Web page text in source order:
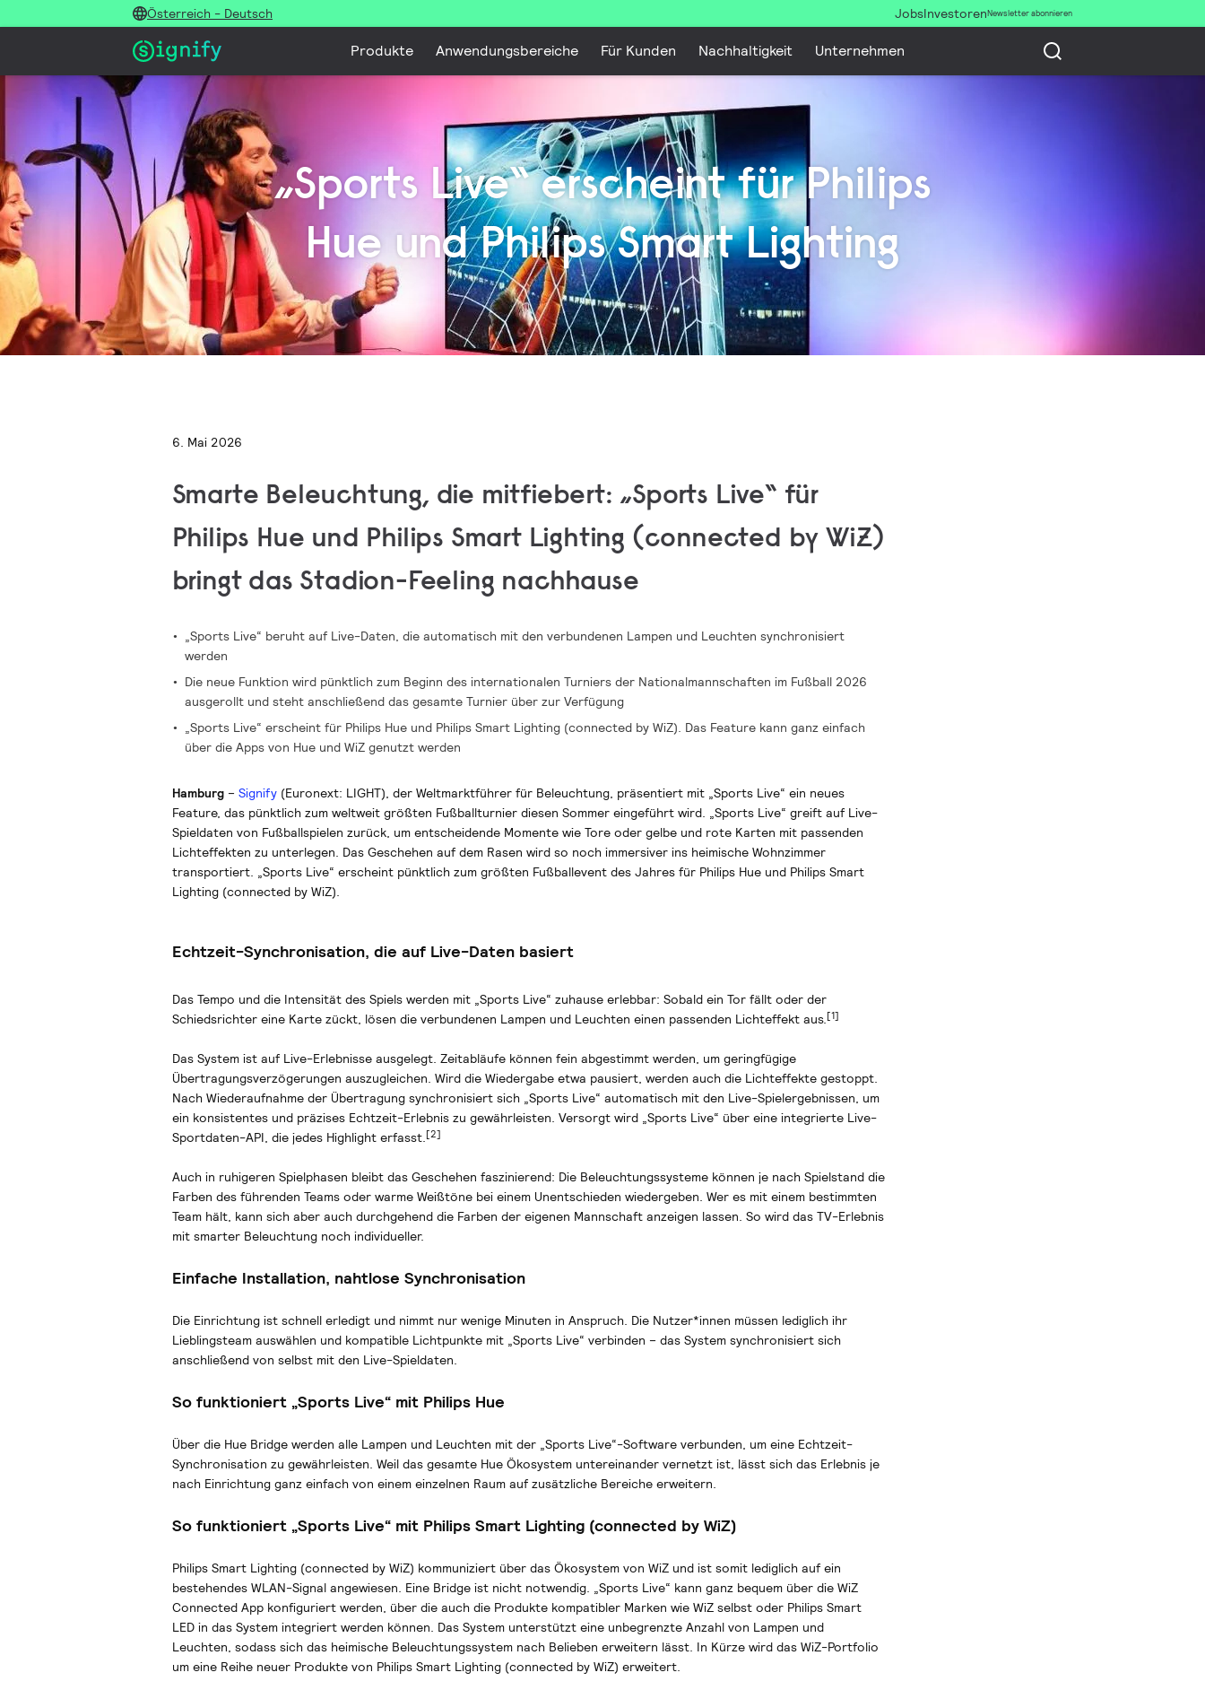
Österreich - Deutsch JobsInvestorenNewsletter abonnieren
Produkte Anwendungsbereiche Für Kunden Nachhaltigkeit Unternehmen
„Sports Live“ erscheint für Philips
Hue und Philips Smart Lighting
6. Mai 2026
Smarte Beleuchtung, die mitfiebert: „Sports Live“ für
Philips Hue und Philips Smart Lighting (connected by WiZ)
bringt das Stadion-Feeling nachhause
„Sports Live“ beruht auf Live-Daten, die automatisch mit den verbundenen Lampen und Leuchten synchronisiert
werden
Die neue Funktion wird pünktlich zum Beginn des internationalen Turniers der Nationalmannschaften im Fußball 2026
ausgerollt und steht anschließend das gesamte Turnier über zur Verfügung
„Sports Live“ erscheint für Philips Hue und Philips Smart Lighting (connected by WiZ). Das Feature kann ganz einfach
über die Apps von Hue und WiZ genutzt werden
Hamburg– Signify(Euronext: LIGHT), der Weltmarktführer für Beleuchtung, präsentiert mit „Sports Live“ ein neues
Feature, das pünktlich zum weltweit größten Fußballturnier diesen Sommer eingeführt wird. „Sports Live“ greift auf Live-
Spieldaten von Fußballspielen zurück, um entscheidende Momente wie Tore oder gelbe und rote Karten mit passenden
Lichteffekten zu unterlegen. Das Geschehen auf dem Rasen wird so noch immersiver ins heimische Wohnzimmer
transportiert. „Sports Live“ erscheint pünktlich zum größten Fußballevent des Jahres für Philips Hue und Philips Smart
Lighting (connected by WiZ).
Echtzeit-Synchronisation, die auf Live-Daten basiert
Das Tempo und die Intensität des Spiels werden mit „Sports Live“ zuhause erlebbar: Sobald ein Tor fällt oder der
Schiedsrichter eine Karte zückt, lösen die verbundenen Lampen und Leuchten einen passenden Lichteffekt aus.[1]
Das System ist auf Live-Erlebnisse ausgelegt. Zeitabläufe können fein abgestimmt werden, um geringfügige
Übertragungsverzögerungen auszugleichen. Wird die Wiedergabe etwa pausiert, werden auch die Lichteffekte gestoppt.
Nach Wiederaufnahme der Übertragung synchronisiert sich „Sports Live“ automatisch mit den Live-Spielergebnissen, um
ein konsistentes und präzises Echtzeit-Erlebnis zu gewährleisten. Versorgt wird „Sports Live“ über eine integrierte Live-
Sportdaten-API, die jedes Highlight erfasst.[2]
Auch in ruhigeren Spielphasen bleibt das Geschehen faszinierend: Die Beleuchtungssysteme können je nach Spielstand die
Farben des führenden Teams oder warme Weißtöne bei einem Unentschieden wiedergeben. Wer es mit einem bestimmten
Team hält, kann sich aber auch durchgehend die Farben der eigenen Mannschaft anzeigen lassen. So wird das TV-Erlebnis
mit smarter Beleuchtung noch individueller.
Einfache Installation, nahtlose Synchronisation
Die Einrichtung ist schnell erledigt und nimmt nur wenige Minuten in Anspruch. Die Nutzer*innen müssen lediglich ihr
Lieblingsteam auswählen und kompatible Lichtpunkte mit „Sports Live“ verbinden – das System synchronisiert sich
anschließend von selbst mit den Live-Spieldaten.
So funktioniert „Sports Live“ mit Philips Hue
Über die Hue Bridge werden alle Lampen und Leuchten mit der „Sports Live“-Software verbunden, um eine Echtzeit-
Synchronisation zu gewährleisten. Weil das gesamte Hue Ökosystem untereinander vernetzt ist, lässt sich das Erlebnis je
nach Einrichtung ganz einfach von einem einzelnen Raum auf zusätzliche Bereiche erweitern.
So funktioniert „Sports Live“ mit Philips Smart Lighting (connected by WiZ)
Philips Smart Lighting (connected by WiZ) kommuniziert über das Ökosystem von WiZ und ist somit lediglich auf ein
bestehendes WLAN-Signal angewiesen. Eine Bridge ist nicht notwendig. „Sports Live“ kann ganz bequem über die WiZ
Connected App konfiguriert werden, über die auch die Produkte kompatibler Marken wie WiZ selbst oder Philips Smart
LED in das System integriert werden können. Das System unterstützt eine unbegrenzte Anzahl von Lampen und
Leuchten, sodass sich das heimische Beleuchtungssystem nach Belieben erweitern lässt. In Kürze wird das WiZ-Portfolio
um eine Reihe neuer Produkte von Philips Smart Lighting (connected by WiZ) erweitert.